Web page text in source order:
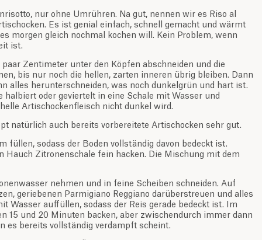
nur ohne Umrühren. Na gut, nennen wir es Riso al
Es ist genial einfach, schnell gemacht und wärmt
morgen gleich nochmal kochen will. Kein Problem, wenn
ist.
Zentimeter unter den Köpfen abschneiden und die
bis nur noch die hellen, zarten inneren übrig bleiben. Dann
alles herunterschneiden, was noch dunkelgrün und hart ist.
halbiert oder geviertelt in eine Schale mit Wasser und
Artischockenfleisch nicht dunkel wird.
natürlich auch bereits vorbereitete Artischocken sehr gut.
füllen, sodass der Boden vollständig davon bedeckt ist.
Hauch Zitronenschale fein hacken. Die Mischung mit dem
nehmen und in feine Scheiben schneiden. Auf
geriebenen Parmigiano Reggiano darüberstreuen und alles
Wasser auffüllen, sodass der Reis gerade bedeckt ist. Im
15 und 20 Minuten backen, aber zwischendurch immer dann
es bereits vollständig verdampft scheint.